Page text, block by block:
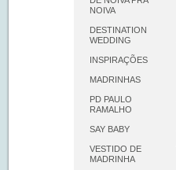
NOIVA
DESTINATION
WEDDING
INSPIRAÇÕES
MADRINHAS
PD PAULO
RAMALHO
SAY BABY
VESTIDO DE
MADRINHA